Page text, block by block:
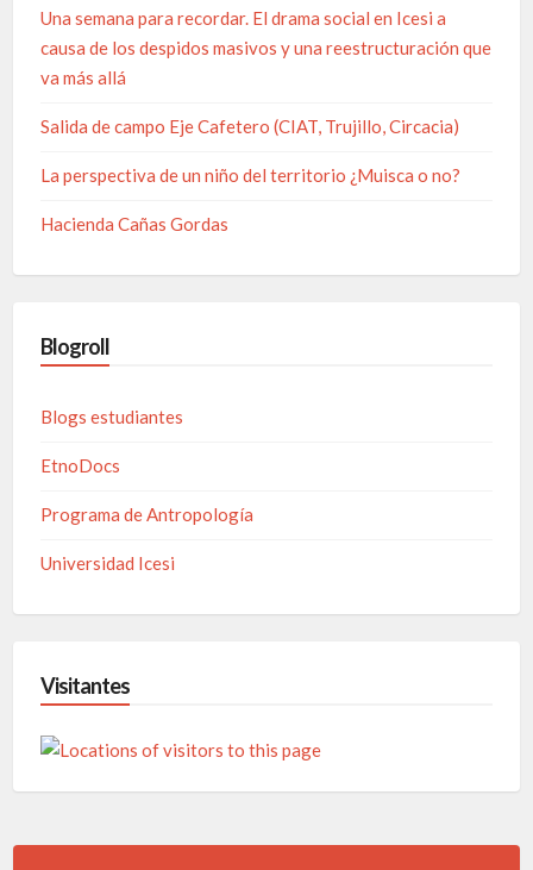
Una semana para recordar. El drama social en Icesi a
causa de los despidos masivos y una reestructuración que
va más allá
Salida de campo Eje Cafetero (CIAT, Trujillo, Circacia)
La perspectiva de un niño del territorio ¿Muisca o no?
Hacienda Cañas Gordas
Blogroll
Blogs estudiantes
EtnoDocs
Programa de Antropología
Universidad Icesi
Visitantes